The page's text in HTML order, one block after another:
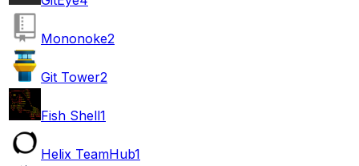
Mononoke2
Git Tower2
Fish Shell1
Helix TeamHub1